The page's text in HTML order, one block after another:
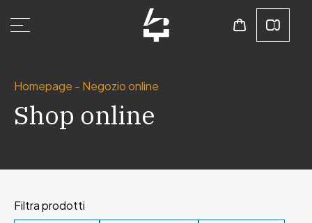
Homepage - Negozio online
Shop online
Filtra prodotti